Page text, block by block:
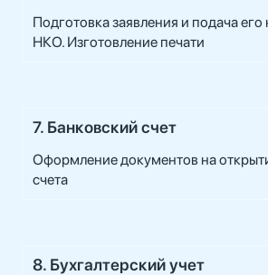
Подготовка заявления и подача
НКО. Изготовление печати
7. Банковский счет
Оформление документов на
счета
8. Бухгалтерский учет